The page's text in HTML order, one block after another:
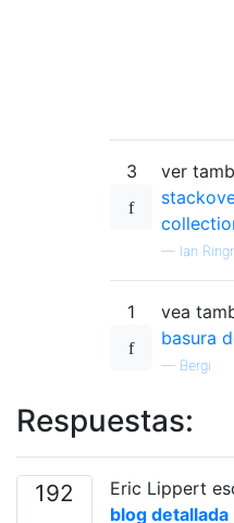
3
ver
— Ian
1 vea
basura
— Bergi
Respuestas:
192 Eric Lippert
blog detallada